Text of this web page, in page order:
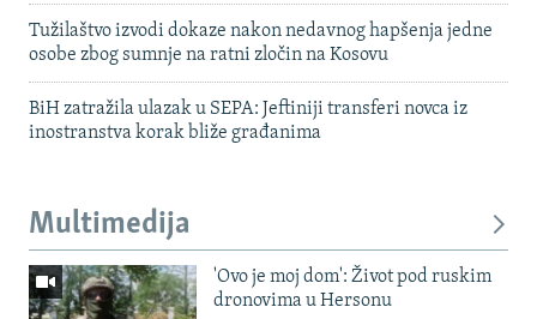
Tužilaštvo izvodi dokaze nakon nedavnog hapšenja jedne
osobe zbog sumnje na ratni zločin na Kosovu
BiH zatražila ulazak u SEPA: Jeftiniji transferi novca iz
inostranstva korak bliže građanima
Multimedija
'Ovo je moj dom': Život pod ruskim
dronovima u Hersonu